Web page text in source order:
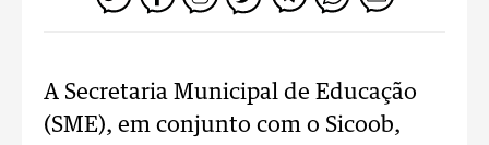
A Secretaria Municipal de Educação
(SME), em conjunto com o Sicoob,